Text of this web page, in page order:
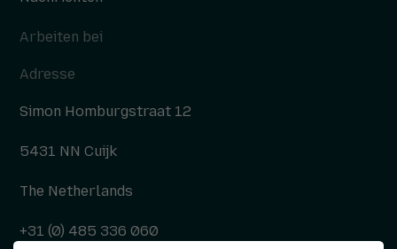
Arbeiten bei
Adresse
Simon Homburgstraat 12
5431 NN Cuijk
The Netherlands
+31 (0) 485 336 060